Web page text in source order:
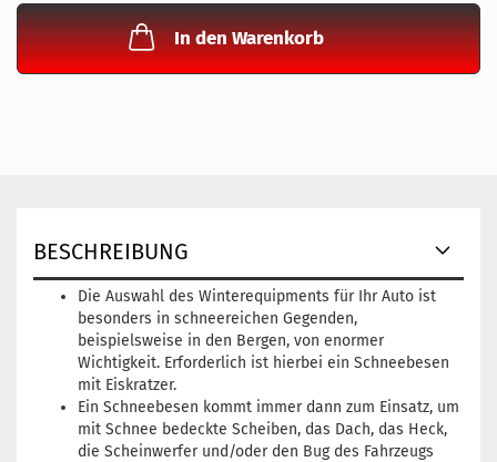
In den Warenkorb
BESCHREIBUNG
Die Auswahl des Winterequipments für Ihr Auto ist
besonders in schneereichen Gegenden,
beispielsweise in den Bergen, von enormer
Wichtigkeit. Erforderlich ist hierbei ein Schneebesen
mit Eiskratzer.
Ein Schneebesen kommt immer dann zum Einsatz, um
mit Schnee bedeckte Scheiben, das Dach, das Heck,
die Scheinwerfer und/oder den Bug des Fahrzeugs